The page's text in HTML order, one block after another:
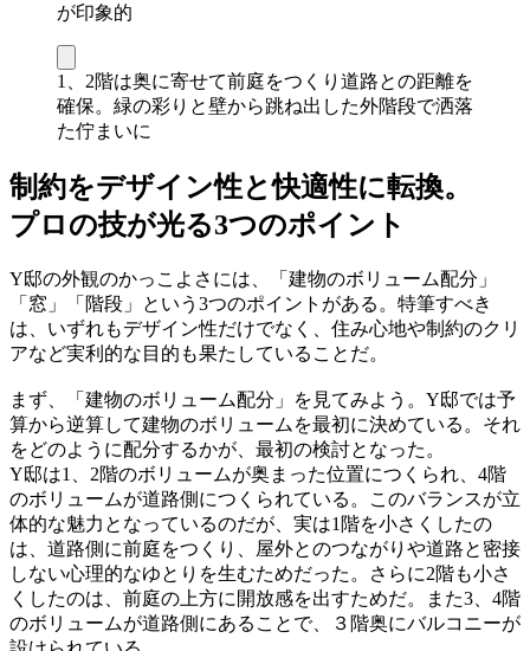
が印象的
1、2階は奥に寄せて前庭をつくり道路との距離を
確保。緑の彩りと壁から跳ね出した外階段で洒落
た佇まいに
制約をデザイン性と快適性に転換。
プロの技が光る3つのポイント
Y邸の外観のかっこよさには、「建物のボリューム配分」
「窓」「階段」という3つのポイントがある。特筆すべき
は、いずれもデザイン性だけでなく、住み心地や制約のクリ
アなど実利的な目的も果たしていることだ。
まず、「建物のボリューム配分」を見てみよう。Y邸では予
算から逆算して建物のボリュームを最初に決めている。それ
をどのように配分するかが、最初の検討となった。
Y邸は1、2階のボリュームが奥まった位置につくられ、4階
のボリュームが道路側につくられている。このバランスが立
体的な魅力となっているのだが、実は1階を小さくしたの
は、道路側に前庭をつくり、屋外とのつながりや道路と密接
しない心理的なゆとりを生むためだった。さらに2階も小さ
くしたのは、前庭の上方に開放感を出すためだ。また3、4階
のボリュームが道路側にあることで、３階奥にバルコニーが